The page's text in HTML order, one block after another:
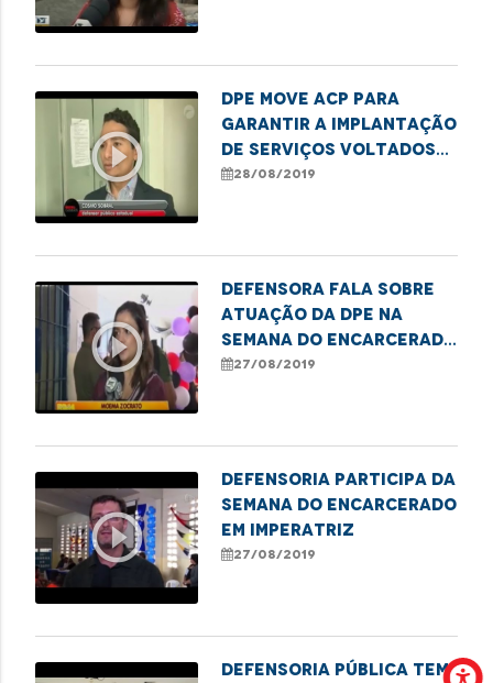
play_circle_outline
DPE move ACP para
garantir a implantação
de serviços voltados
ao tratamento de
28/08/2019
play_circle_outline
Defensora fala sobre
atuação da DPE na
Semana do Encarcerado
em Imperatriz
27/08/2019
play_circle_outline
Defensoria participa da
Semana do Encarcerado
em Imperatriz
27/08/2019
Defensoria Pública tem